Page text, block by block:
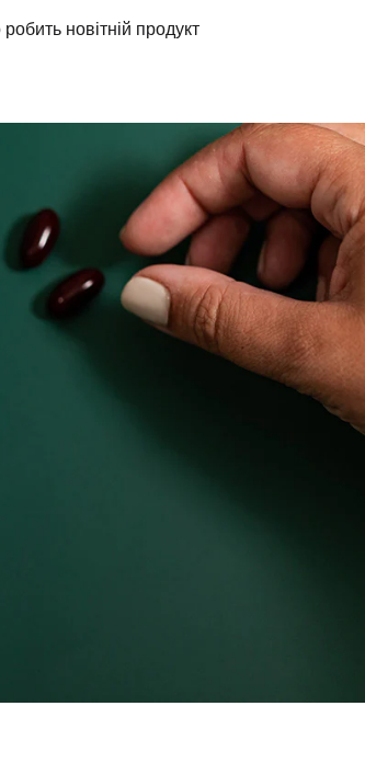
новітній продукт